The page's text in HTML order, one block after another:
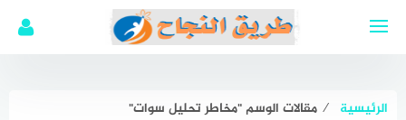
الرئيسية ⁄ مقالات الوسم "مخاطر تحليل سوات"